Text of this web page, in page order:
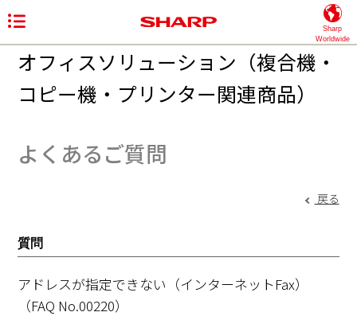
Sharp
Worldwide
オフィスソリューション（複合機・
コピー機・プリンター関連商品）
よくあるご質問
戻る
質問
アドレスが指定できない（インターネットFax）
（FAQ No.00220）